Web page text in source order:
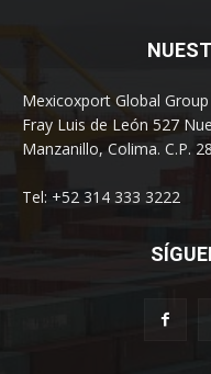
Mexicoxport Global Group
Fray Luis de León 527
Manzanillo, Colima. C.P.
Tel: +52 314 333 3222